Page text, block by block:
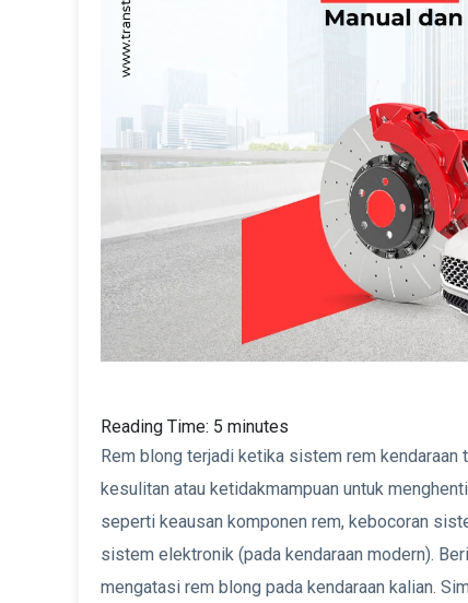
Reading Time: 5 minutes
Rem blong terjadi ketika sistem rem
kesulitan atau ketidakmampuan untuk
seperti keausan komponen rem, kebocoran
sistem elektronik (pada kendaraan modern).
mengatasi rem blong pada kendaraan kalian.